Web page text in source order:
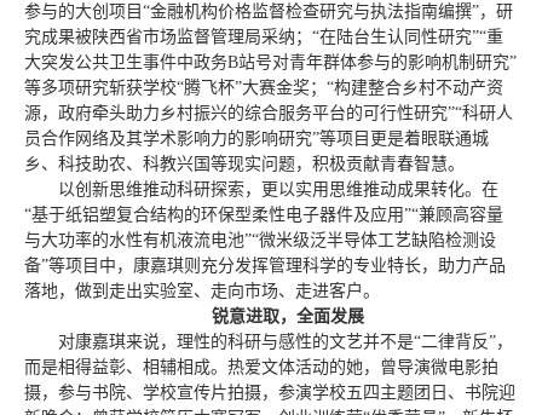
参与的大创项目“金融机构价格监督检查研究与执法指南编撰”，研
究成果被陕西省市场监督管理局采纳；“在陆台生认同性研究”“重
大突发公共卫生事件中政务B站号对青年群体参与的影响机制研究”
等多项研究斩获学校“腾飞杯”大赛金奖；“构建整合乡村不动产资
源，政府牵头助力乡村振兴的综合服务平台的可行性研究”“科研人
员合作网络及其学术影响力的影响研究”等项目更是着眼联通城
乡、科技助农、科教兴国等现实问题，积极贡献青春智慧。
以创新思维推动科研探索，更以实用思维推动成果转化。在
“基于纸铝塑复合结构的环保型柔性电子器件及应用”“兼顾高容量
与大功率的水性有机液流电池”“微米级泛半导体工艺缺陷检测设
备”等项目中，康嘉琪则充分发挥管理科学的专业特长，助力产品
落地，做到走出实验室、走向市场、走进客户。
锐意进取，全面发展
对康嘉琪来说，理性的科研与感性的文艺并不是“二律背反”，
而是相得益彰、相辅相成。热爱文体活动的她，曾导演微电影拍
摄，参与书院、学校宣传片拍摄，参演学校五四主题团日、书院迎